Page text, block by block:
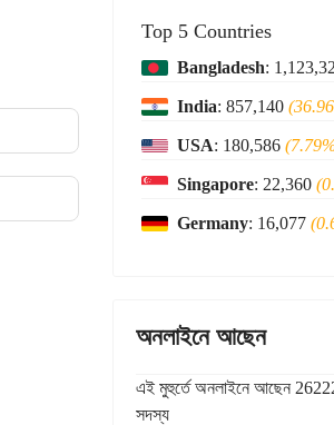
Top 5 Countries
Bangladesh:
India: 857,140
USA: 180,586
Singapore: 22,360
Germany: 16,077
অনলাইনে আছেন
এই মুহুর্তে অনলাইনে আছেন
সদস্য